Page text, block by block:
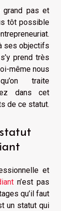
grand pas et
tôt possible
ses objectifs
prend très
même nous
traite
dans cet
de ce statut.
et
n’est pas
qu’il faut
un statut qui